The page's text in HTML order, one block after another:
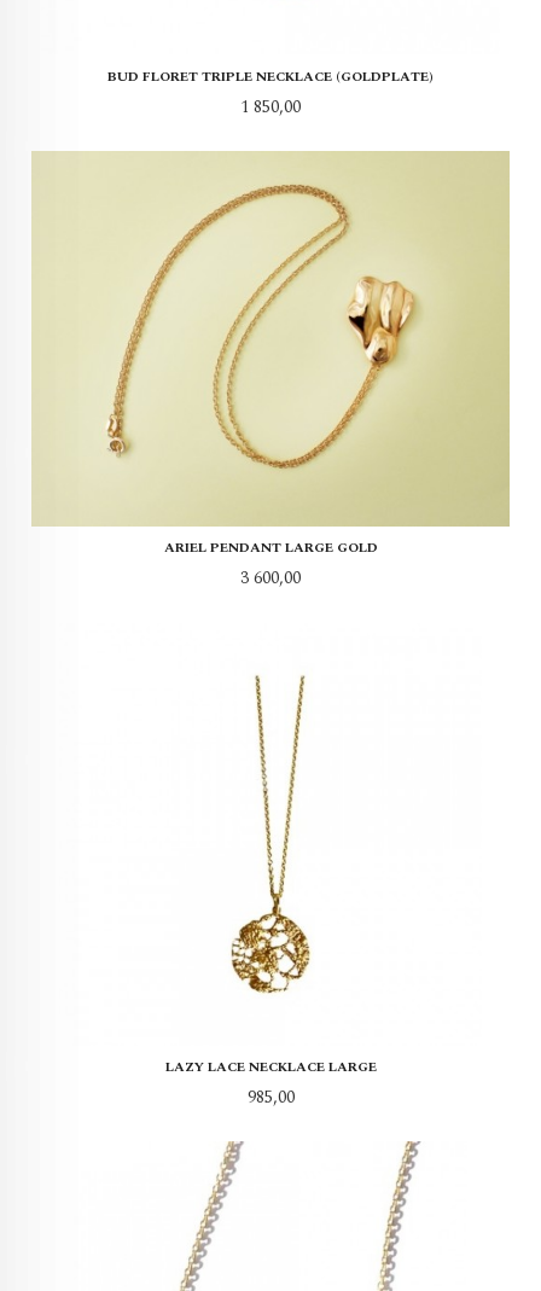
BUD FLORET TRIPLE NECKLACE (GOLDPLATE)
Pris
1 850,00
ARIEL PENDANT LARGE GOLD
Pris
3 600,00
LAZY LACE NECKLACE LARGE
Pris
985,00